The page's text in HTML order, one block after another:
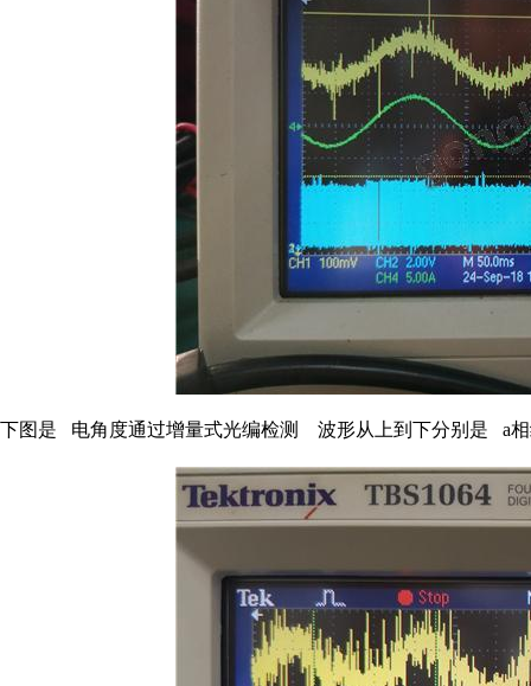
下图是 电角度通过增量式光编检测 波形从上到下分别是 a